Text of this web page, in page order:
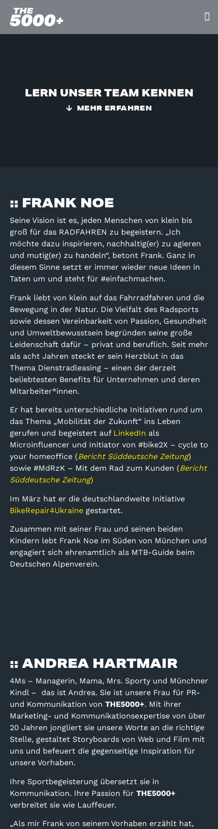
LERN UNSER TEAM KENNEN
MEHR ERFAHREN
:: FRANK NOE
Seine Vision ist es, jeden Menschen von klein bis
groß für das RADFAHREN zu begeistern. „Ich
möchte dazu inspirieren, nachhaltig(er) zu agieren
und mutig(er) zu handeln“, betont Frank. Ganz in
diesem Sinne setzt er immer wieder neue Ideen in
Taten um und steht für #einfachmachen.
Frank liebt von klein auf das Fahrradfahren und die
Bewegung in der Natur. Die Vielfalt des Radsports
sowie dessen Vereinbarkeit von Passion, Gesundheit
und Umweltbewusstsein begründen seine große
Leidenschaft dafür – privat und beruflich. Seit mehr
als acht Jahren steckt er sein Herzblut in das
Thema Dienstradleasing – einen der derzeit
beliebtesten Benefits für Unternehmen und deren
Mitarbeiter*innen.
Er hat bereits unterschiedliche Initiativen rund um
das Thema „Mobilität der Zukunft“ ins Leben
gerufen und begeistert auf LinkedIn als
Microinfluencer und Initiator von #bike2X – cycle to
your homeoffice (Bericht Süddeutsche Zeitung)
sowie #MdRzK – Mit dem Rad zum Kunden (Bericht
Süddeutsche Zeitung)
Im März hat er die deutschlandweite Initiative
BikeRepair4Ukraine gestartet.
Zusammen mit seiner Frau und seinen beiden
Kindern lebt Frank Noe im Süden von München und
engagiert sich ehrenamtlich als MTB-Guide beim
Deutschen Alpenverein.
:: ANDREA HARTMAIR
4Ms – Managerin, Mama, Mrs. Sporty und Münchner
Kindl – das ist Andrea. Sie ist unsere Frau für PR-
und Kommunikation von THE5000+. Mit ihrer
Marketing- und Kommunikationsexpertise von über
20 Jahren jongliert sie unsere Worte an die richtige
Stelle, gestaltet Storyboards von Web und Film mit
uns und befeuert die gegenseitige Inspiration für
unsere Vorhaben.
Ihre Sportbegeisterung übersetzt sie in
Kommunikation. Ihre Passion für THE5000+
verbreitet sie wie Lauffeuer.
„Als mir Frank von seinem Vorhaben erzählt hat,